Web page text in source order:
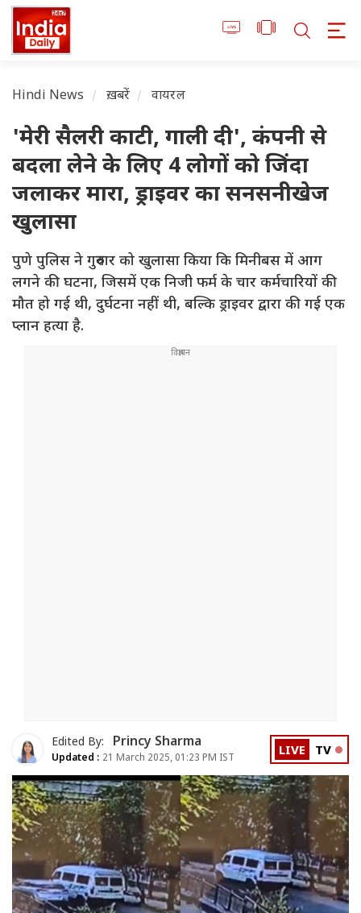
Hindi News ख़बरें वायरल
'मेरी सैलरी काटी, गाली दी', कंपनी से
बदला लेने के लिए 4 लोगों को जिंदा
जलाकर मारा, ड्राइवर का सनसनीखेज
खुलासा
पुणे पुलिस ने गुरुवार को खुलासा किया कि मिनीबस में आग
लगने की घटना, जिसमें एक निजी फर्म के चार कर्मचारियों की
मौत हो गई थी, दुर्घटना नहीं थी, बल्कि ड्राइवर द्वारा की गई एक
प्लान हत्या है.
Edited By: Princy Sharma
Updated : 21 March 2025, 01:23 PM IST LIVE TV